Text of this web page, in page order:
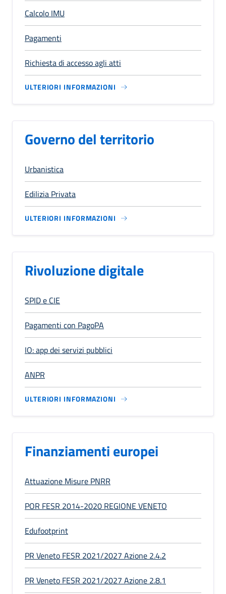
Calcolo IMU
Pagamenti
Richiesta di accesso agli atti
ULTERIORI INFORMAZIONI
Governo del territorio
Urbanistica
Edilizia Privata
ULTERIORI INFORMAZIONI
Rivoluzione digitale
SPID e CIE
Pagamenti con PagoPA
IO: app dei servizi pubblici
ANPR
ULTERIORI INFORMAZIONI
Finanziamenti europei
Attuazione Misure PNRR
POR FESR 2014-2020 REGIONE VENETO
Edufootprint
PR Veneto FESR 2021/2027 Azione 2.4.2
PR Veneto FESR 2021/2027 Azione 2.8.1